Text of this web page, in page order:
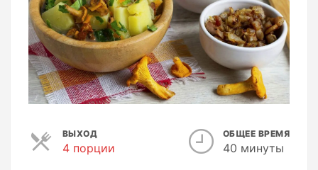
ВЫХОД
4 порции
ОБЩЕЕ ВРЕМЯ
40 минуты